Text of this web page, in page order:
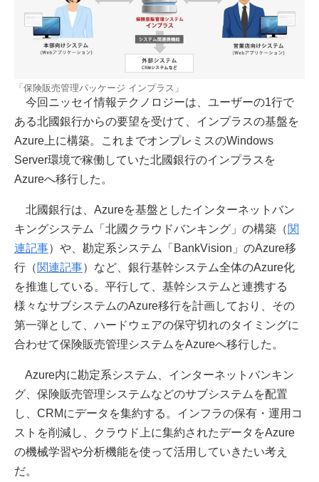
「保険販売管理パッケージ インプラス」
今回ニッセイ情報テクノロジーは、ユーザーの1行で
ある北國銀行からの要望を受けて、インプラスの基盤を
Azure上に構築。これまでオンプレミスのWindows
Server環境で稼働していた北國銀行のインプラスを
Azureへ移行した。
北國銀行は、Azureを基盤としたインターネットバン
キングシステム「北國クラウドバンキング」の構築（関
連記事）や、勘定系システム「BankVision」のAzure移
行（関連記事）など、銀行基幹システム全体のAzure化
を推進している。平行して、基幹システムと連携する
様々なサブシステムのAzure移行を計画しており、その
第一弾として、ハードウェアの保守切れのタイミングに
合わせて保険販売管理システムをAzureへ移行した。
Azure内に勘定系システム、インターネットバンキン
グ、保険販売管理システムなどのサブシステムを配置
し、CRMにデータを集約する。インフラの保有・運用コ
ストを削減し、クラウド上に集約されたデータをAzure
の機械学習や分析機能を使って活用していきたい考え
だ。